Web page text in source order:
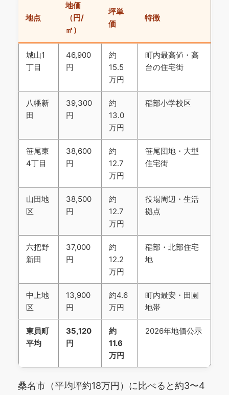
地点
地価
（円/
㎡）
坪単
価
特徴
城山1
丁目
46,900
円
約
15.5
万円
町内最高値・高
台の住宅街
八幡新
田
39,300
円
約
13.0
万円
稲部小学校区
笹尾東
4丁目
38,600
円
約
12.7
万円
笹尾団地・大型
住宅街
山田地
区
38,500
円
約
12.7
万円
役場周辺・生活
拠点
六把野
新田
37,000
円
約
12.2
万円
稲部・北部住宅
地
中上地
区
13,900
円
約4.6
万円
町内最安・田園
地帯
東員町
平均
35,120
円
約
11.6
万円
2026年地価公示
桑名市（平均坪約18万円）に比べると約3〜4